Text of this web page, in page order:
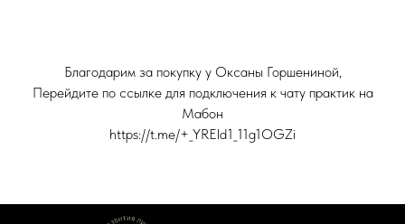
Благодарим за покупку у Оксаны Горшениной,
Перейдите по ссылке для подключения к чату практик на
Мабон
https://t.me/+_YREld1_11g1OGZi